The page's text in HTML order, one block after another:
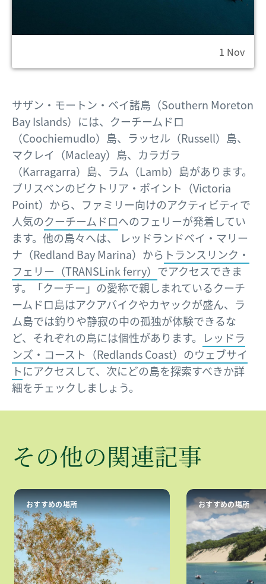
1 Nov
サザン・モートン・ベイ諸島（Southern Moreton
Bay Islands）には、クーチームドロ
（Coochiemudlo）島、ラッセル（Russell）島、
マクレイ（Macleay）島、カラガラ
（Karragarra）島、ラム（Lamb）島があります。
ブリスベンのビクトリア・ポイント（Victoria
Point）から、ファミリー向けのアクティビティで
人気のクーチームドロへのフェリーが発着してい
ます。他の島々へは、 レッドランドベイ・マリー
ナ（Redland Bay Marina）から トランスリンク・
フェリー（TRANSLink ferry） でアクセスできま
す。「クーチー」の愛称で親しまれているクーチ
ームドロ島はアクアバイクやカヤックが盛ん、ラ
ム島では釣りや静寂の中の孤独が体験できるな
ど、それぞれの島には個性があります。 レッドラ
ンズ・コースト（Redlands Coast）のウェブサイ
トにアクセスして、次にどの島を探索すべきか詳
細をチェックしましょう。
その​​​他の​関連記事
おすすめの場所 おすすめの場所